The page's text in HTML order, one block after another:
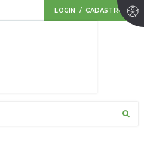
LOGIN / CADASTRO